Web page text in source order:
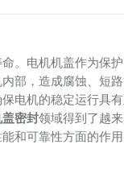
。电机机盖作为保
部，造成腐蚀、短
电机的稳定运行具
盖密封领域得到了越
和可靠性方面的作